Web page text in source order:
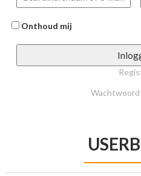
Onthoud mij